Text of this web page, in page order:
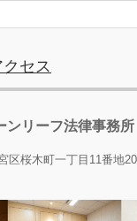
セス
ンリーフ法律事務所
区桜木町一丁目11番地